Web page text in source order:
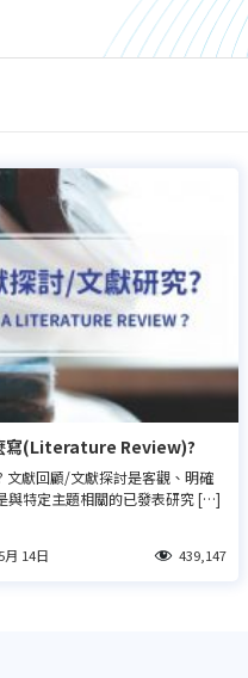
寫(Literature Review)?
文獻回顧/文獻探討是客觀、明確
與特定主題相關的已發表研究 […]
14日 439,147